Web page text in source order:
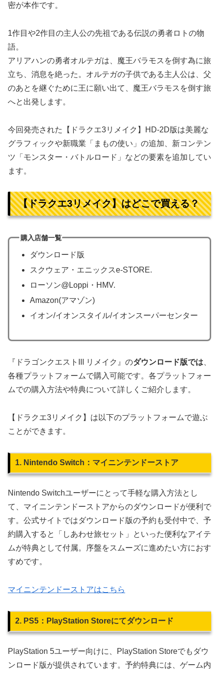
密が本作です。
1作目や2作目の主人公の先祖である伝説の勇者ロトの物
語。
アリアハンの勇者オルテガは、魔王バラモスを倒す為に旅
立ち、消息を絶った。オルテガの子供である主人公は、父
のあとを継ぐために王に願い出て、魔王バラモスを倒す旅
へと出発します。
今回発売された【ドラクエ3リメイク】HD-2D版は美麗な
グラフィックや新職業「まもの使い」の追加、新コンテン
ツ「モンスター・バトルロード」などの要素を追加してい
ます。
【ドラクエ3リメイク】はどこで買える？
購入店舗一覧
ダウンロード版
スクウェア・エニックスe-STORE.
ローソン@Loppi・HMV.
Amazon(アマゾン)
イオン/イオンスタイル/イオンスーパーセンター
『ドラゴンクエストIII リメイク』のダウンロード版では
各種プラットフォームで購入可能です。各プラットフォー
ムでの購入方法や特典について詳しくご紹介します。
【ドラクエ3リメイク】は以下のプラットフォームで遊ぶ
ことができます。
1. Nintendo Switch：マイニンテンドーストア
Nintendo Switchユーザーにとって手軽な購入方法とし
て、マイニンテンドーストアからのダウンロードが便利で
す。公式サイトではダウンロード版の予約も受付中で、予
約購入すると「しあわせ旅セット」といった便利なアイテ
ムが特典として付属。序盤をスムーズに進めたい方におす
すめです。
マイニンテンドーストアはこちら
2. PS5：PlayStation Storeにてダウンロード
PlayStation 5ユーザー向けに、PlayStation Storeでもダウ
ンロード版が提供されています。予約特典には、ゲーム内